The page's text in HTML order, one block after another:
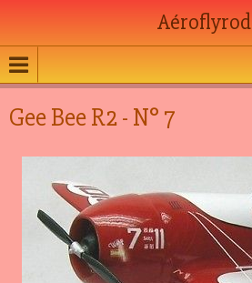
Aéroflyrod
Gee Bee R2 - N° 7